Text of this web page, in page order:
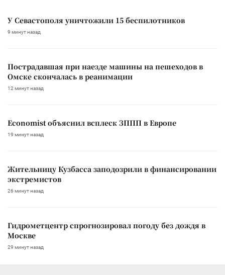
У Севастополя уничтожили 15 беспилотников
9 минут назад
Пострадавшая при наезде машины на пешеходов в
Омске скончалась в реанимации
12 минут назад
Economist объяснил всплеск ЗППП в Европе
19 минут назад
Жительницу Кузбасса заподозрили в финансировании
экстремистов
26 минут назад
Гидрометцентр спрогнозировал погоду без дождя в
Москве
29 минут назад